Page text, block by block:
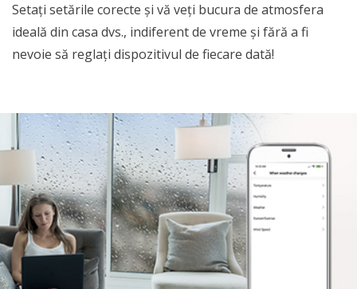
Setați setările corecte și vă veți bucura de atmosfera
ideală din casa dvs., indiferent de vreme și fără a fi
nevoie să reglați dispozitivul de fiecare dată!